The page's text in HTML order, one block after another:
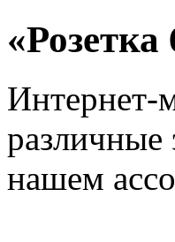
«Розетка
Интернет-
различные
нашем